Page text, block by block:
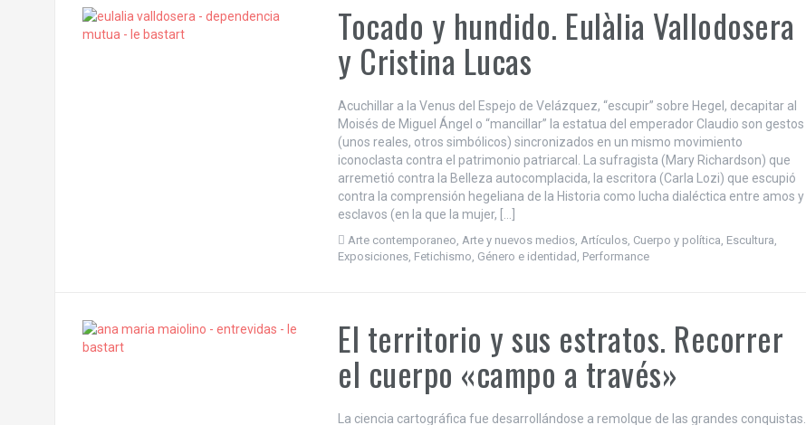
Tocado y hundido. Eulàlia Vallodosera
y Cristina Lucas
Acuchillar a la Venus del Espejo de Velázquez, “escupir” sobre Hegel, decapitar al
Moisés de Miguel Ángel o “mancillar” la estatua del emperador Claudio son gestos
(unos reales, otros simbólicos) sincronizados en un mismo movimiento
iconoclasta contra el patrimonio patriarcal. La sufragista (Mary Richardson) que
arremetió contra la Belleza autocomplacida, la escritora (Carla Lozi) que escupió
contra la comprensión hegeliana de la Historia como lucha dialéctica entre amos y
esclavos (en la que la mujer, […]
Arte contemporaneo,Arte y nuevos medios,Artículos, Cuerpo y política, Escultura,
Exposiciones, Fetichismo, Género e identidad , Performance
El territorio y sus estratos. Recorrer
el cuerpo «campo a través»
La ciencia cartográfica fue desarrollándose a remolque de las grandes conquistas.